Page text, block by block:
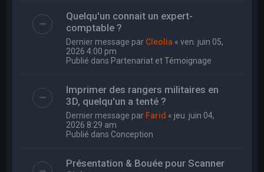
Quelqu'un connait un expert-
comptable ?
Dernier message par Cleolia «ven. juin 05,
2026 4:00 pm
Publié dans Partenariat et Témoignage
Imprimer des rangers militaires en
3D, quelqu'un a tenté ?
Dernier message par Farid « jeu. juin 04,
2026 8:29 am
Publié dans Conception
Présentation & Bouée pour Scanner